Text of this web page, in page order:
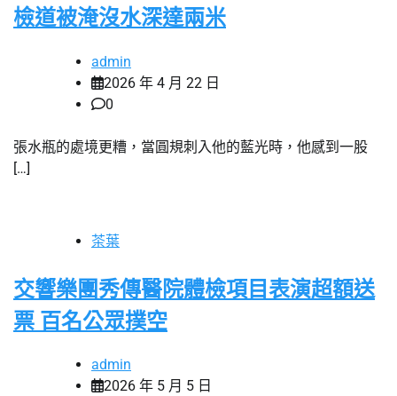
檢道被淹沒水深達兩米
admin
2026 年 4 月 22 日
0
張水瓶的處境更糟，當圓規刺入他的藍光時，他感到一股
[…]
茶葉
交響樂團秀傳醫院體檢項目表演超額送
票 百名公眾撲空
admin
2026 年 5 月 5 日